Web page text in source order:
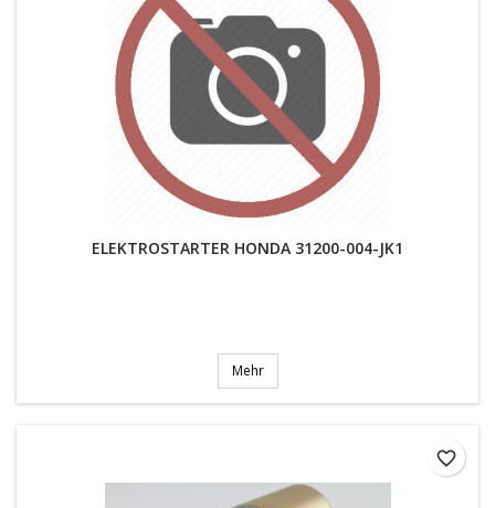
ELEKTROSTARTER HONDA 31200-004-JK1
Mehr
favorite_border